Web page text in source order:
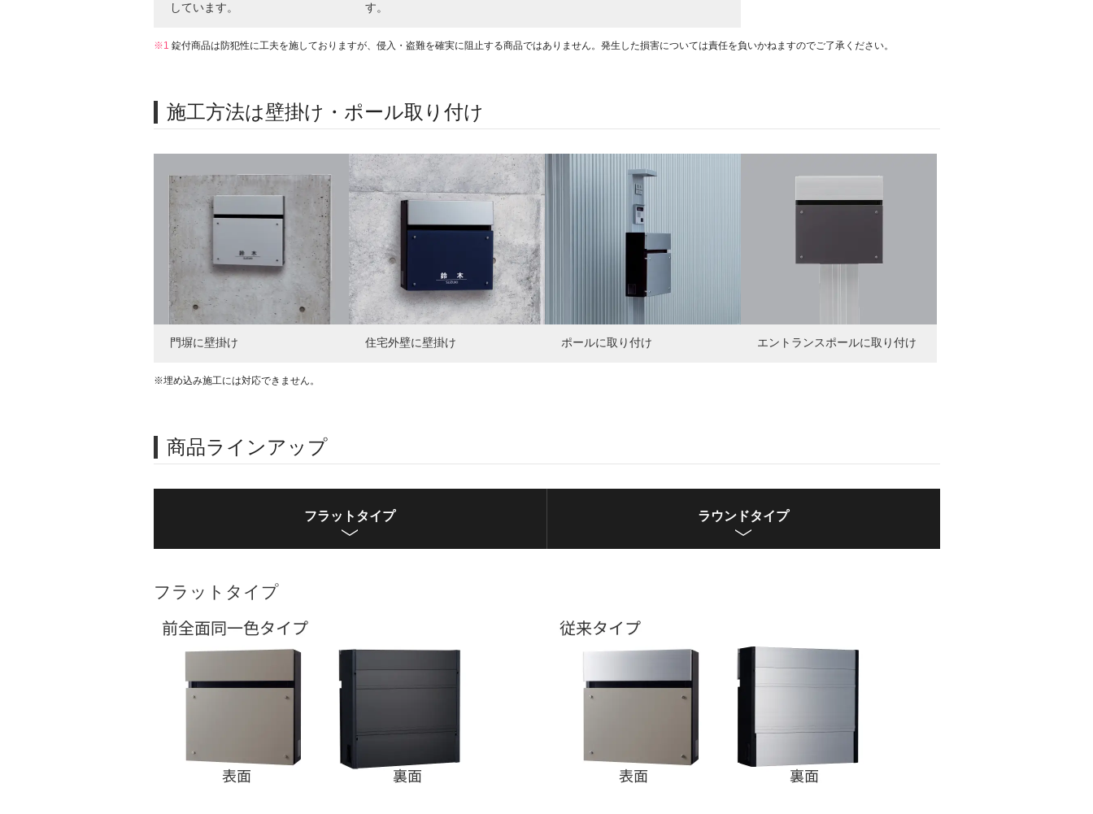
しています。
す。
※1 錠付商品は防犯性に工夫を施しておりますが、侵入・盗難を確実に阻止する商品ではありません。発生した損害については責任を負いかねますのでご了承ください。
施工方法は壁掛け・ポール取り付け
門塀に壁掛け 住宅外壁に壁掛け ポールに取り付け エントランスポールに取り付け
※埋め込み施工には対応できません。
商品ラインアップ
フラットタイプ ラウンドタイプ
フラットタイプ